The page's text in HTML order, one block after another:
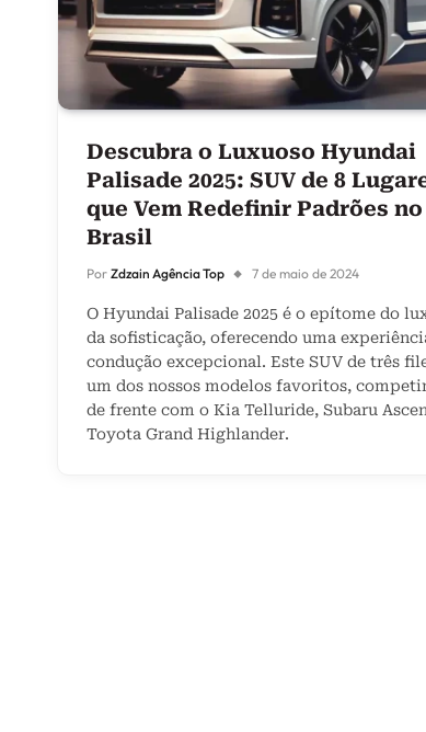
Descubra o Luxuoso Hyundai
Palisade 2025: SUV de 8
que Vem Redefinir Padrões no
Brasil
Por Zdzain Agência Top 7 de maio de 2024
O Hyundai Palisade 2025 é o epítome do
da sofisticação, oferecendo uma
condução excepcional. Este SUV de três
um dos nossos modelos favoritos,
de frente com o Kia Telluride, Subaru
Toyota Grand Highlander.